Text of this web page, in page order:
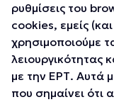
ρυθμίσεις του
cookies, εμείς
χρησιμοποιούμε
λειουργικότητας
με την ΕΡΤ. Αυτά
που σημαίνει ότι